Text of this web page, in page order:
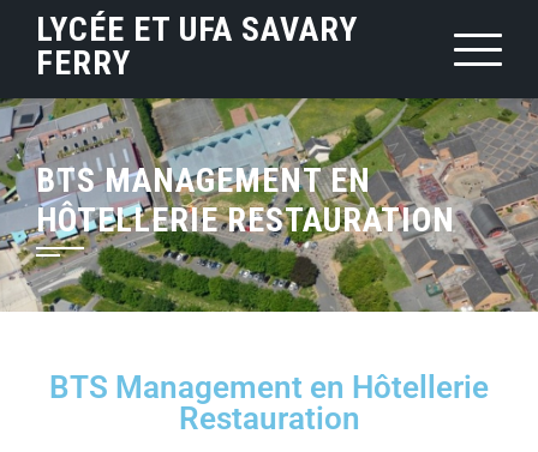
LYCÉE ET UFA SAVARY
FERRY
BTS MANAGEMENT EN
HÔTELLERIE RESTAURATION
BTS Management en Hôtellerie
Restauration